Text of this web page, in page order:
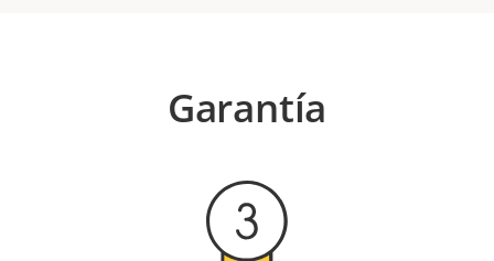
Garantía